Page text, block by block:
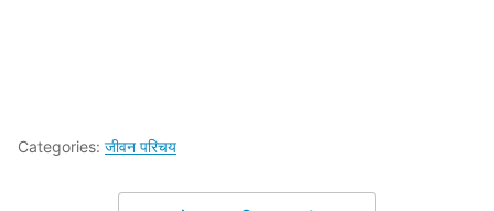
Categories: जीवन परिचय